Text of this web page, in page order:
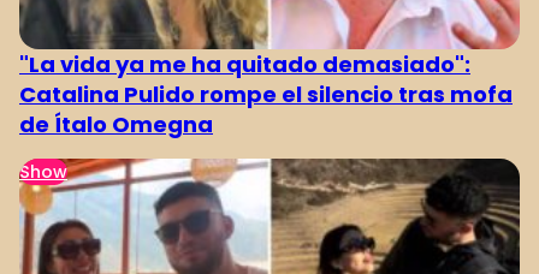
"La vida ya me ha quitado demasiado":
Catalina Pulido rompe el silencio tras mofa
de Ítalo Omegna
Show